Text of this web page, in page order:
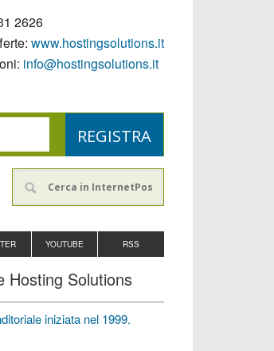
2626
www.hostingsolutions.it
info@hostingsolutions.it
YOUTUBE RSS
Hosting Solutions
iniziata nel 1999.